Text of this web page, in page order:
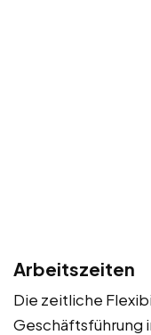
Arbeitszeiten
Die zeitliche
Geschäftsführung